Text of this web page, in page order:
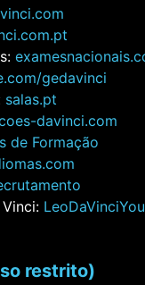
gedavinci
salas.pt
davinci.com
de Formação
restrito)